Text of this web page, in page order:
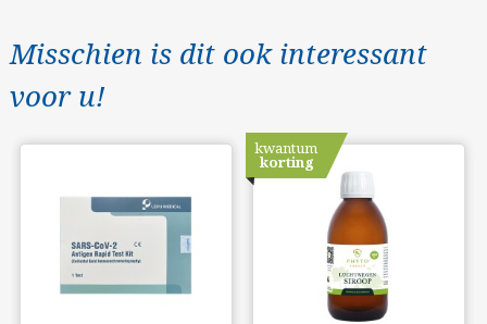
Misschien is dit ook interessant
voor u!
kwantum
korting